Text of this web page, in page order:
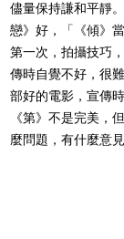
儘量保持謙和平靜
戀》好，「《傾》
第一次，拍攝技巧
傳時自覺不好，很
部好的電影，宣傳
《第》不是完美，
麼問題，有什麼意